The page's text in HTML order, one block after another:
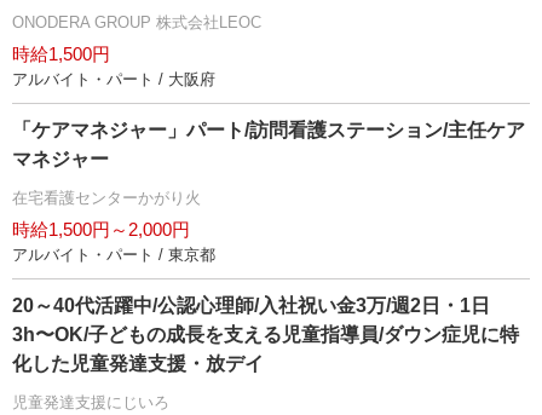
ONODERA GROUP 株式会社LEOC
時給1,500円
アルバイト・パート / 大阪府
「ケアマネジャー」パート/訪問看護ステーション/主任ケア
マネジャー
在宅看護センターかがり火
時給1,500円～2,000円
アルバイト・パート / 東京都
20～40代活躍中/公認心理師/入社祝い金3万/週2日・1日
3h〜OK/子どもの成長を支える児童指導員/ダウン症児に特
化した児童発達支援・放デイ
児童発達支援にじいろ